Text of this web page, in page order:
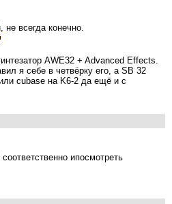
всегда конечно.
AWE32 + Advanced Effects.
я себе в четвёрку его, а SB 32
cubase на K6-2 да ещё и с
ипосмотреть